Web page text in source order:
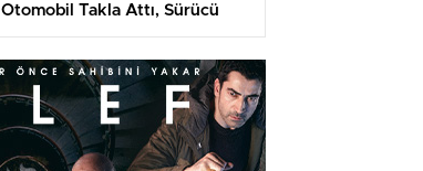
Otomobil Takla Attı, Sürücü
Ağır Yaralı